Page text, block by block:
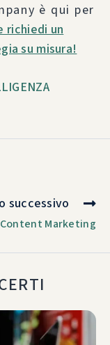
è qui per
richiedi un
su misura!
successivo
Marketing